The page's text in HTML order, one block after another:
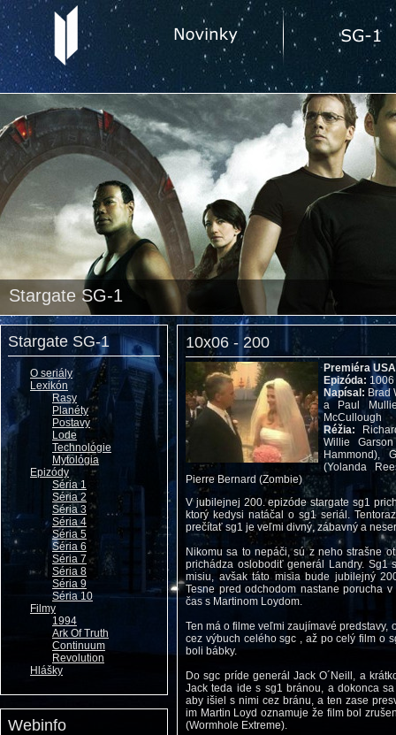
Stargate SG-1
Stargate SG-1
O seriály
Lexikón
Rasy
Planéty
Postavy
Lode
Technológie
Mytológia
Epizódy
Séria 1
Séria 2
Séria 3
Séria 4
Séria 5
Séria 6
Séria 7
Séria 8
Séria 9
Séria 10
Filmy
1994
Ark Of Truth
Continuum
Revolution
Hlášky
Webinfo
10x06 - 200
Premiéra
Epizóda: 1006
Napísal: Brad
a Paul
McCullough
Réžia:
Willie
Hammond),
(Yolanda
Pierre Bernard (Zombie)
V jubilejnej 200. epizóde stargate sg1
ktorý kedysi natáčal o sg1 seriál.
prečítať sg1 je veľmi divný, zábavný a
Nikomu sa to nepáči, sú z neho strašne
prichádza oslobodiť generál Landry. Sg1
misiu, avšak táto misia bude jubilejný
Tesne pred odchodom nastane porucha
čas s Martinom Loydom.
Ten má o filme veľmi zaujímavé predstavy,
cez výbuch celého sgc , až po celý film o
boli bábky.
Do sgc príde generál Jack O´Neill, a
Jack teda ide s sg1 bránou, a dokonca
aby išiel s nimi cez bránu, a ten zase
im Martin Loyd oznamuje že film bol
(Wormhole Extreme).